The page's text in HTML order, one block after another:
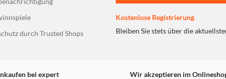
durch Trusted Shops
Kostenlose Registrierung
Bleiben Sie stets über die
bei expert Wir akzeptieren im